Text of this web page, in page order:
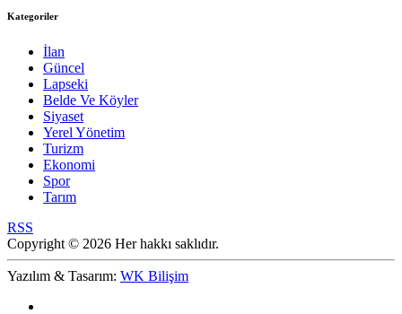
Kategoriler
İlan
Güncel
Lapseki
Belde Ve Köyler
Siyaset
Yerel Yönetim
Turizm
Ekonomi
Spor
Tarım
RSS
Copyright © 2026 Her hakkı saklıdır.
Yazılım & Tasarım: WK Bilişim